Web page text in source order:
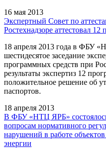
16 мая 2013
Экспертный Совет по
Ростехнадзоре аттестовал
18 апреля 2013 года в ФБУ
шестидесятое заседание
программных средств при
результаты экспертиз 12
положительное решение об
паспортов.
18 апреля 2013
В ФБУ «НТЦ ЯРБ»
вопросам нормативного
нарушений в работе
энергии